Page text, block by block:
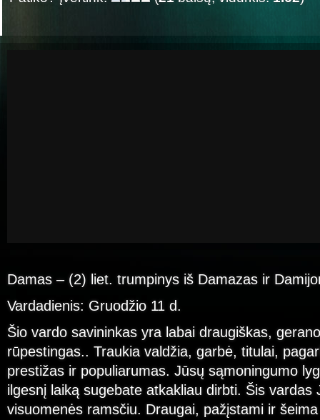
Damas – (2) liet. trumpinys iš Damazas ir
Vardadienis: Gruodžio 11 d.
Šio vardo savininkas yra labai draugiškas,
rūpestingas.. Traukia valdžia, garbė, titulai,
prestižas ir populiarumas. Jūsų sąmoningumo
ilgesnį laiką sugebate atkakliau dirbti. Šis vardas
visuomenės ramsčiu. Draugai, pažįstami ir